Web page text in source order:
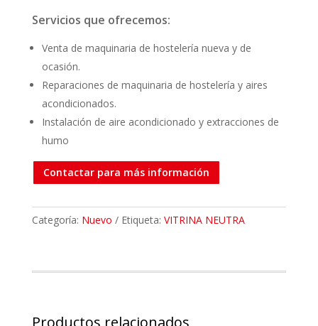
Servicios que ofrecemos:
Venta de maquinaria de hostelería nueva y de
ocasión.
Reparaciones de maquinaria de hostelería y aires
acondicionados.
Instalación de aire acondicionado y extracciones de
humo
Contactar para más información
Categoría: Nuevo Etiqueta: VITRINA NEUTRA
Productos relacionados